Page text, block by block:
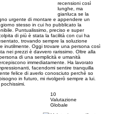
recensioni così
lunghe, ma
gianluca se la
urgente di montare e appendere un
stesso in cui ho pubblicato la
Puntualissimo, preciso e super
di più è stata la facilità con cui ha
trovando sempre la soluzione
inutilmente. Oggi trovare una persona così
nei prezzi è davvero rarissimo. Oltre alla
di una semplicità e umanità
immediatamente. Ha lavorato
facendomi sentire tranquilla
felice di averlo conosciuto perché so
in futuro, mi rivolgerò sempre a lui.
10
Valutazione
Globale